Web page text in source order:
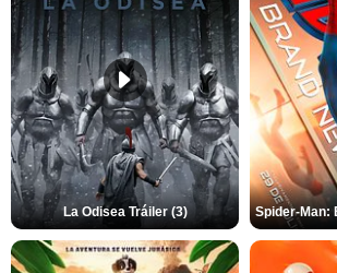
La Odisea Tráiler (3)